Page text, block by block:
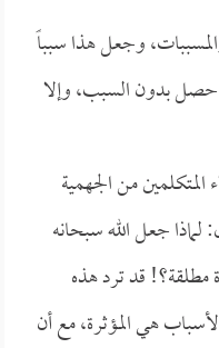
وجعل هذا سبباً
حصل بدون السبب، وإلا
من الجهمية
جعل الله سبحانه
مطلقة؟! قد ترد هذه
هي المؤثرة، مع أن